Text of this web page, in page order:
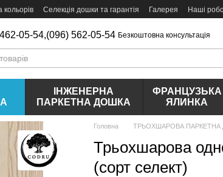
кольорів Селекція дошки та гарантія Галерея Наші
05-54,(096) 562-05-54 Безкоштовна консультація
ІНЖЕНЕРНА
ПАРКЕТНА ДОШКА
ФРАНЦУЗЬКА
ЯЛИНКА
Головна ТРЬОХШАРОВА ПАРКЕТНА
Трьохшарова
(сорт селект)